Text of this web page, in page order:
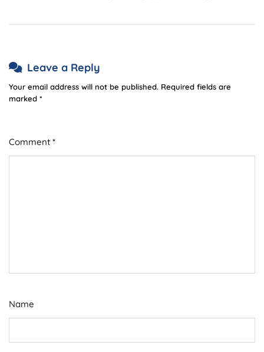
Leave a Reply
Your email address will not be published. Required fields are
marked *
Comment *
Name